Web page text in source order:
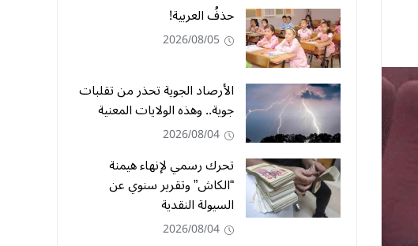
حذفُ العربية!
2026/08/05
الأرصاد الجوية تحذر من تقلبات
جوية.. وهذه الولايات المعنية
2026/08/04
تحرك رسمي لإنهاء هيمنة
“الكاش” وتقرير سنوي عن
السيولة النقدية
2026/08/04